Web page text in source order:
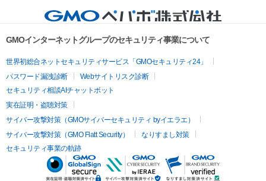
GMOインターネットグループのセキュリティ事業について
世界初総合ネットセキュリティサービス「GMOセキュリティ24」
パスワード漏洩診断
Webサイトリスク診断
セキュリティ相談AIチャットボット
実在証明・盗聴対策
サイバー攻撃対策（GMOサイバーセキュリティ byイエラエ）
サイバー攻撃対策（GMO Flatt Security）
なりすまし対策
セキュリティ事業の軌跡